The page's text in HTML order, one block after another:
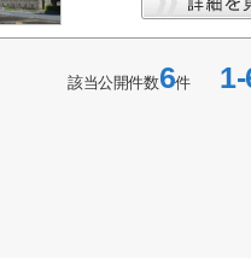
該当公開件数6件1-